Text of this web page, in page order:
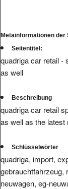
Metainformationen der
Seitentitel:
quadriga car retail -
as well
Beschreibung
quadriga car retail
as well as the
Schlüsselwörter
quadriga, import,
gebrauchtfahrzeug,
neuwagen, eg-